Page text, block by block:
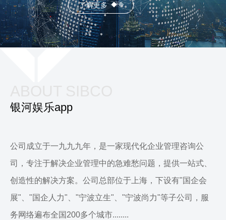
了解更多
银河娱乐app
公司成立于一九九九年，是一家现代化企业管理咨询公
司，专注于解决企业管理中的急难愁问题，提供一站式、
创造性的解决方案。公司总部位于上海，下设有"国企会
展"、"国企人力"、"宁波立生"、"宁波尚力"等子公司，服
务网络遍布全国200多个城市........